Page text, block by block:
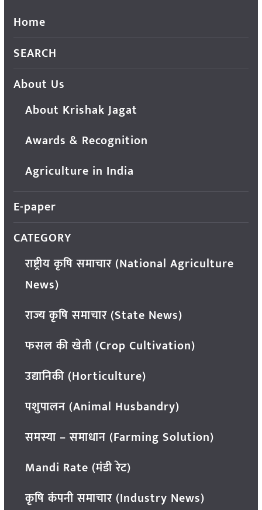
Home
SEARCH
About Us
About Krishak Jagat
Awards & Recognition
Agriculture in India
E-paper
CATEGORY
राष्ट्रीय कृषि समाचार (National Agriculture
News)
राज्य कृषि समाचार (State News)
फसल की खेती (Crop Cultivation)
उद्यानिकी (Horticulture)
पशुपालन (Animal Husbandry)
समस्या – समाधान (Farming Solution)
Mandi Rate (मंडी रेट)
कृषि कंपनी समाचार (Industry News)